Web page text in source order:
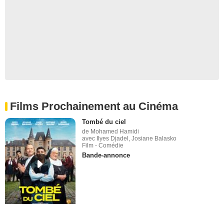
Films Prochainement au Cinéma
Tombé du ciel
de Mohamed Hamidi
avec Ilyes Djadel, Josiane Balasko
Film - Comédie
Bande-annonce